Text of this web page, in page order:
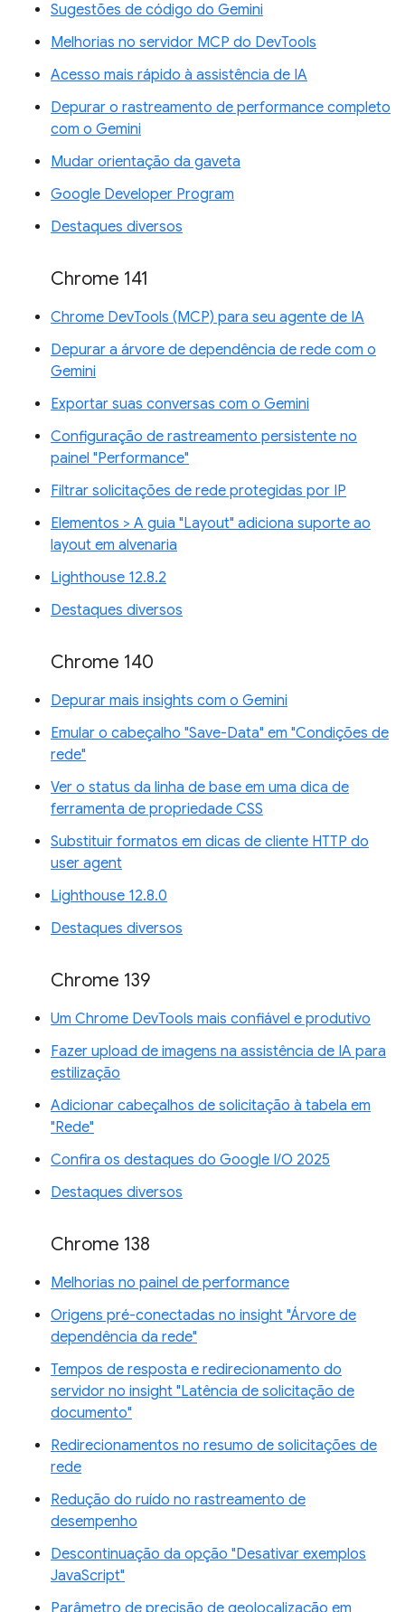
Sugestões de código do Gemini
Melhorias no servidor MCP do DevTools
Acesso mais rápido à assistência de IA
Depurar o rastreamento de performance completo
com o Gemini
Mudar orientação da gaveta
Google Developer Program
Destaques diversos
Chrome 141
Chrome DevTools (MCP) para seu agente de IA
Depurar a árvore de dependência de rede com o
Gemini
Exportar suas conversas com o Gemini
Configuração de rastreamento persistente no
painel "Performance"
Filtrar solicitações de rede protegidas por IP
Elementos > A guia "Layout" adiciona suporte ao
layout em alvenaria
Lighthouse 12.8.2
Destaques diversos
Chrome 140
Depurar mais insights com o Gemini
Emular o cabeçalho "Save-Data" em "Condições de
rede"
Ver o status da linha de base em uma dica de
ferramenta de propriedade CSS
Substituir formatos em dicas de cliente HTTP do
user agent
Lighthouse 12.8.0
Destaques diversos
Chrome 139
Um Chrome DevTools mais confiável e produtivo
Fazer upload de imagens na assistência de IA para
estilização
Adicionar cabeçalhos de solicitação à tabela em
"Rede"
Confira os destaques do Google I/O 2025
Destaques diversos
Chrome 138
Melhorias no painel de performance
Origens pré-conectadas no insight "Árvore de
dependência da rede"
Tempos de resposta e redirecionamento do
servidor no insight "Latência de solicitação de
documento"
Redirecionamentos no resumo de solicitações de
rede
Redução do ruído no rastreamento de
desempenho
Descontinuação da opção "Desativar exemplos
JavaScript"